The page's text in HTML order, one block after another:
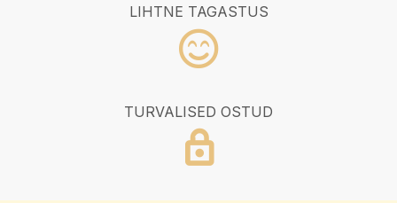
LIHTNE TAGASTUS
TURVALISED OSTUD